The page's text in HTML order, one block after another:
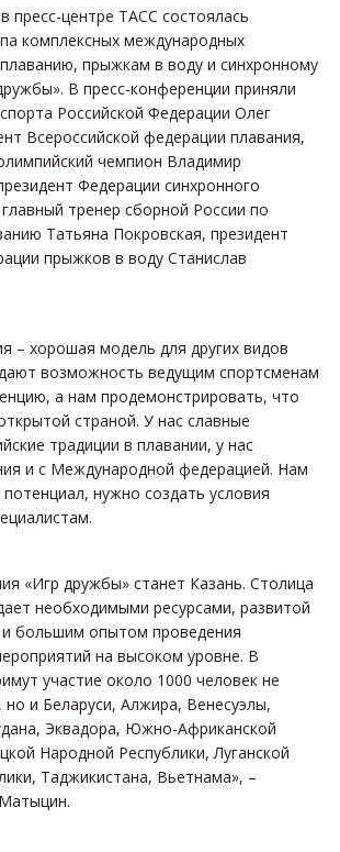
пресс-центре ТАСС состоялась
комплексных международных
прыжкам в воду и синхронному
В пресс-конференции приняли
Российской Федерации Олег
Всероссийской федерации плавания,
чемпион Владимир
Федерации синхронного
тренер сборной России по
Татьяна Покровская, президент
прыжков в воду Станислав
– хорошая модель для других видов
возможность ведущим спортсменам
а нам продемонстрировать, что
страной. У нас славные
традиции в плавании, у нас
и с Международной федерацией. Нам
нужно создать условия
«Игр дружбы» станет Казань. Столица
необходимыми ресурсами, развитой
и большим опытом проведения
на высоком уровне. В
участие около 1000 человек не
но и Беларуси, Алжира, Венесуэлы,
Эквадора, Южно-Африканской
Народной Республики, Луганской
Таджикистана, Вьетнама», –